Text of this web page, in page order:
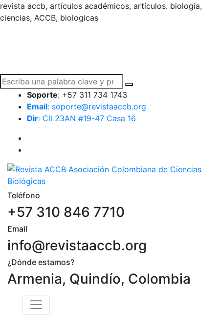
revista accb, artículos académicos, artículos. biología,
ciencias, ACCB, biologicas
Soporte: +57 311 734 1743
Email: soporte@revistaaccb.org
Dir: Cll 23AN #19-47 Casa 16
Teléfono
+57 310 846 7710
Email
info@revistaaccb.org
¿Dónde estamos?
Armenia, Quindío, Colombia